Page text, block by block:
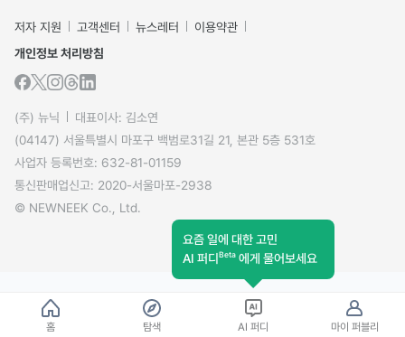
저자 지원 고객센터 뉴스레터
이용약관
개인정보 처리방침
(주) 뉴닉
대표이사: 김소연
(04147) 서울특별시 마포구 백범로31길 21, 본관 5층 531호
사업자 등록번호: 632-81-01159
통신판매업신고: 2020-서울마포-2938
© NEWNEEK Co., Ltd.
홈 탐색
요즘 일에 대한 고민
AI 퍼디Beta 에게 물어보세요
AI 퍼디 마이 퍼블리